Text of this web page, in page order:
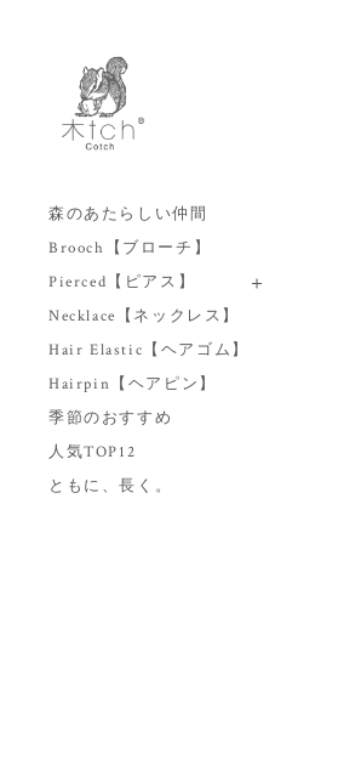
森のあたらしい仲間
Brooch【ブローチ】
Pierced【ピアス】
Necklace【ネックレス】
Hair Elastic【ヘアゴム】
Hairpin【ヘアピン】
季節のおすすめ
人気TOP12
ともに、長く。